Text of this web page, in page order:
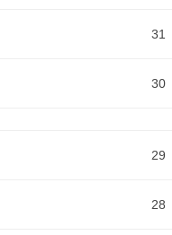
31
30
29
28